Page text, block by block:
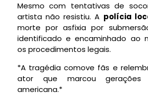
Mesmo com tentativas de
artista não resistiu. A polícia
morte por asfixia por
identificado e encaminhado ao
os procedimentos legais.
*A tragédia comove fãs e
ator que marcou gerações
americana.*